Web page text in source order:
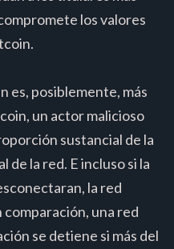
los valores
es, posiblemente, más
un actor malicioso
sustancial de la
la red. E incluso si la
la red
una red
se detiene si más del